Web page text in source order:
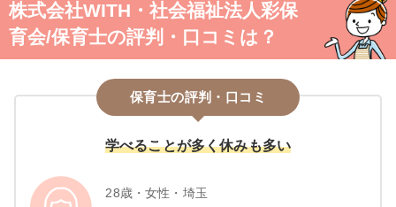
株式会社WITH・社会福祉法人彩保
育会/保育士の評判・口コミは？
保育士の評判・口コミ
学べることが多く休みも多い
28歳・女性・埼玉